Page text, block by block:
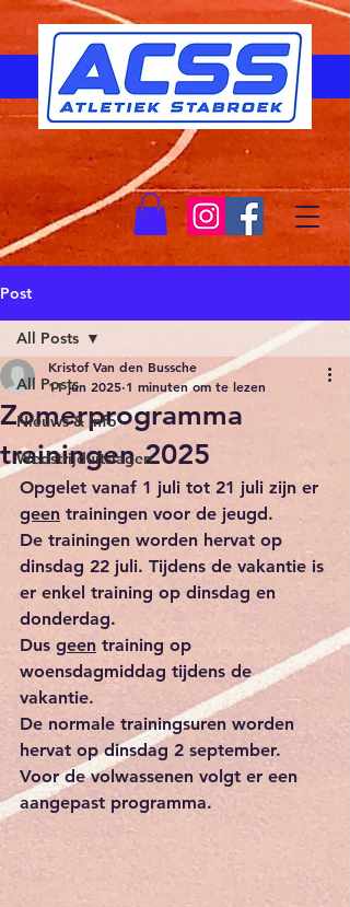
Post
All Posts
Nieuws & Info
Wedstrijduitslagen
All Posts
Zomerprogramma
trainingen 2025
Kristof Van den Bussche
11 jun 2025 1 minuten om te lezen
Opgelet vanaf 1 juli tot 21 juli zijn er
geen trainingen voor de jeugd.
De trainingen worden hervat op
dinsdag 22 juli. Tijdens de vakantie is
er enkel training op dinsdag en
donderdag.
Dus geen training op
woensdagmiddag tijdens de
vakantie.
De normale trainingsuren worden
hervat op dinsdag 2 september.
Voor de volwassenen volgt er een
aangepast programma.